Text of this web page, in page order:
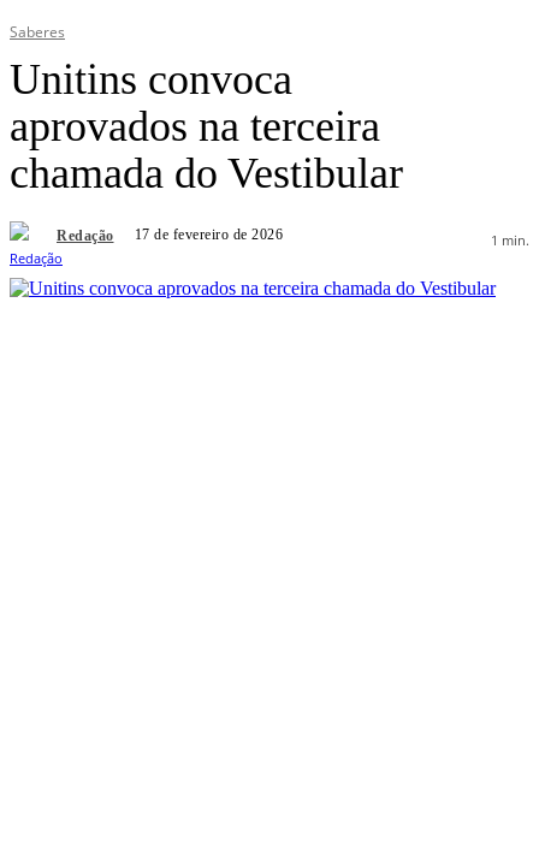
Saberes
Unitins convoca
aprovados na terceira
chamada do Vestibular
Redação 17 de fevereiro de 2026 1 min.